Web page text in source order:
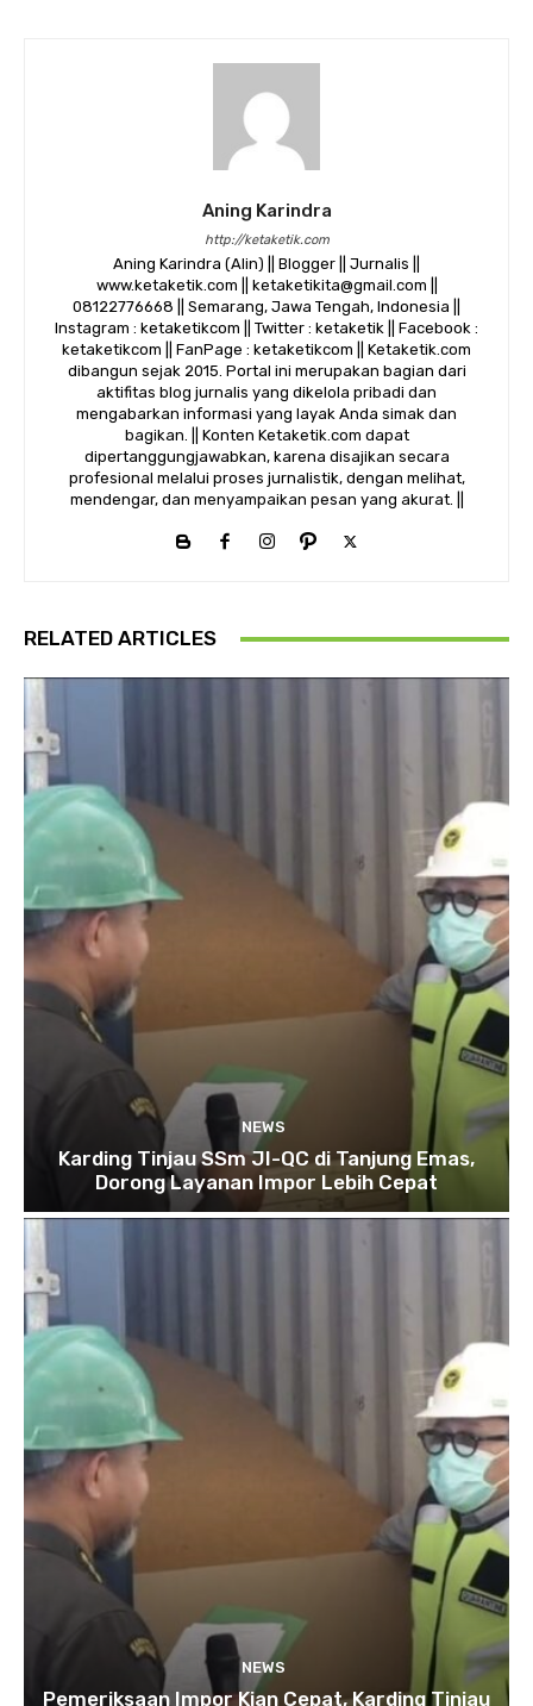
Aning Karindra
http://ketaketik.com
Aning Karindra (Alin) || Blogger || Jurnalis ||
www.ketaketik.com || ketaketikita@gmail.com ||
08122776668 || Semarang, Jawa Tengah, Indonesia ||
Instagram : ketaketikcom || Twitter : ketaketik || Facebook :
ketaketikcom || FanPage : ketaketikcom || Ketaketik.com
dibangun sejak 2015. Portal ini merupakan bagian dari
aktifitas blog jurnalis yang dikelola pribadi dan
mengabarkan informasi yang layak Anda simak dan
bagikan. || Konten Ketaketik.com dapat
dipertanggungjawabkan, karena disajikan secara
profesional melalui proses jurnalistik, dengan melihat,
mendengar, dan menyampaikan pesan yang akurat. ||
RELATED ARTICLES
NEWS
Karding Tinjau SSm JI-QC di Tanjung Emas,
Dorong Layanan Impor Lebih Cepat
NEWS
Pemeriksaan Impor Kian Cepat, Karding Tinjau